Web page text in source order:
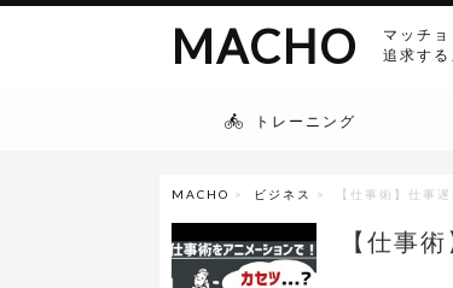
マッチ
追求する
MACHO
トレーニング
MACHO > ビジネス > 【仕事術】仕事遅
【仕事